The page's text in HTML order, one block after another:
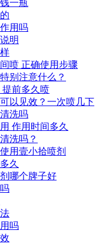
一瓶
用吗
明
喷 正确使用步骤
别注意什么？
前多久喷
以见效？一次喷几下
洗吗
作用时间多久
洗吗？
用壹小拾喷剂
久
哪个牌子好
吗